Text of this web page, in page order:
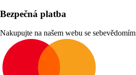
Bezpečná platba
Nakupujte na našem webu se sebevědomím